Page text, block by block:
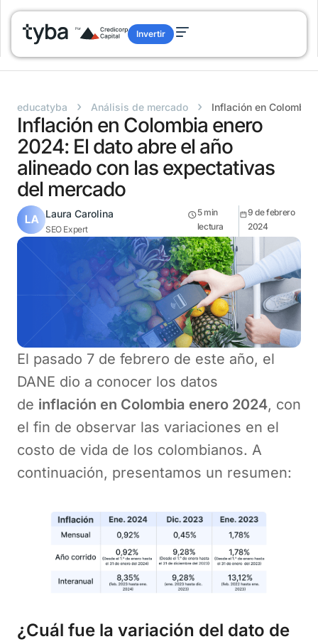
Invertir
educatyba › Análisis de mercado › Inflación en
Inflación en Colombia enero
2024: El dato abre el año
alineado con las expectativas
del mercado
Laura Carolina
SEO Expert
5 min
lectura
9 de febrero
2024
El pasado 7 de febrero de este año, el
DANE dio a conocer los datos
de inflación en Colombia enero 2024, con
el fin de observar las variaciones en el
costo de vida de los colombianos. A
continuación, presentamos un resumen:
¿Cuál fue la variación del dato de